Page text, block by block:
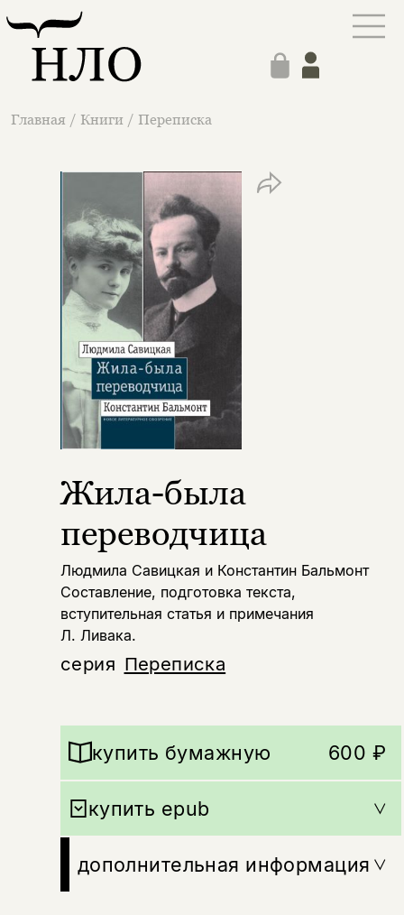
Главная / Книги / Переписка
серия Переписка
Жила-была
переводчица
Людмила Савицкая и Константин Бальмонт
Составление, подготовка текста,
вступительная статья и примечания
Л. Ливака.
купить бумажную 600 ₽
купить epub
дополнительная информация